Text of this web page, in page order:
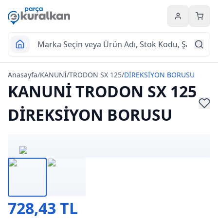
Hesabım
Anasayfa/KANUNİ/TRODON SX 125/DİREKSİYON BORUSU
KANUNİ TRODON SX 125
DİREKSİYON BORUSU
728,43 TL